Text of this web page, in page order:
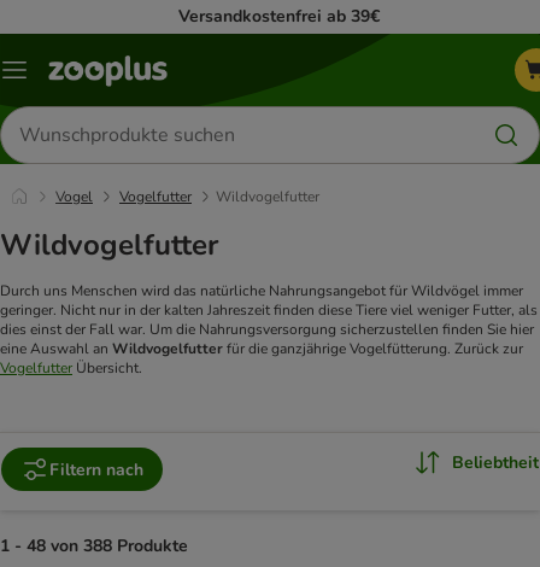
Versandkostenfrei ab 39€
Menü
Produkte
suchen
Vogel Vogelfutter Wildvogelfutter
Wildvogelfutter
Durch uns Menschen wird das natürliche Nahrungsangebot für Wildvögel immer
geringer. Nicht nur in der kalten Jahreszeit finden diese Tiere viel weniger Futter, als
dies einst der Fall war. Um die Nahrungsversorgung sicherzustellen finden Sie hier
eine Auswahl an Wildvogelfutterfür die ganzjährige Vogelfütterung. Zurück zur
Vogelfutter Übersicht.
Filtern nach Beliebtheit
1 - 48 von 388 Produkte